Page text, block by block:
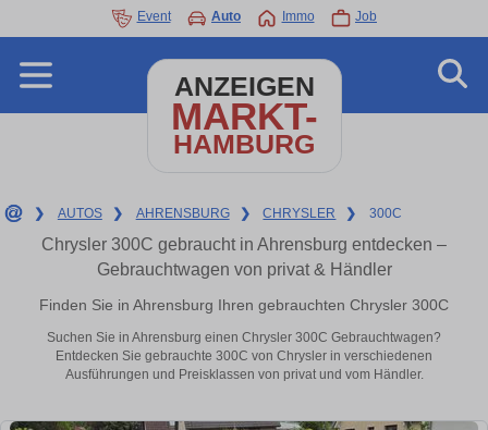
Event Auto Immo Job
ANZEIGEN
MARKT-
HAMBURG
❯ AUTOS ❯ AHRENSBURG ❯ CHRYSLER ❯ 300C
Chrysler 300C gebraucht in Ahrensburg entdecken –
Gebrauchtwagen von privat & Händler
Finden Sie in Ahrensburg Ihren gebrauchten Chrysler 300C
Suchen Sie in Ahrensburg einen Chrysler 300C Gebrauchtwagen?
Entdecken Sie gebrauchte 300C von Chrysler in verschiedenen
Ausführungen und Preisklassen von privat und vom Händler.